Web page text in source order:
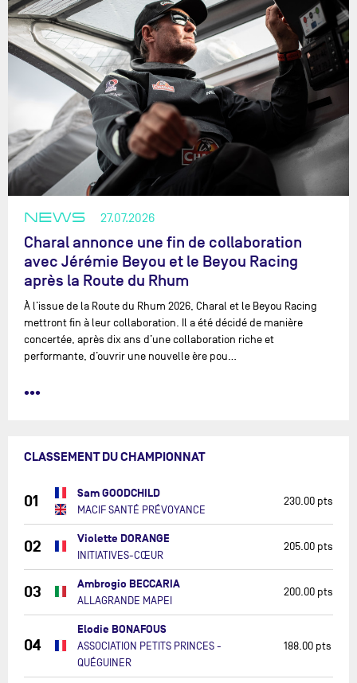
NEWS 27.07.2026
Charal annonce une fin de collaboration
avec Jérémie Beyou et le Beyou Racing
après la Route du Rhum
À l’issue de la Route du Rhum 2026, Charal et le Beyou Racing
mettront fin à leur collaboration. Il a été décidé de manière
concertée, après dix ans d’une collaboration riche et
performante, d’ouvrir une nouvelle ère pou…
•••
CLASSEMENT DU CHAMPIONNAT
01 Sam GOODCHILD
MACIF SANTÉ PRÉVOYANCE
230.00 pts
02 Violette DORANGE
INITIATIVES-CŒUR
205.00 pts
03 Ambrogio BECCARIA
ALLAGRANDE MAPEI
200.00 pts
04
Elodie BONAFOUS
ASSOCIATION PETITS PRINCES -
QUÉGUINER
188.00 pts